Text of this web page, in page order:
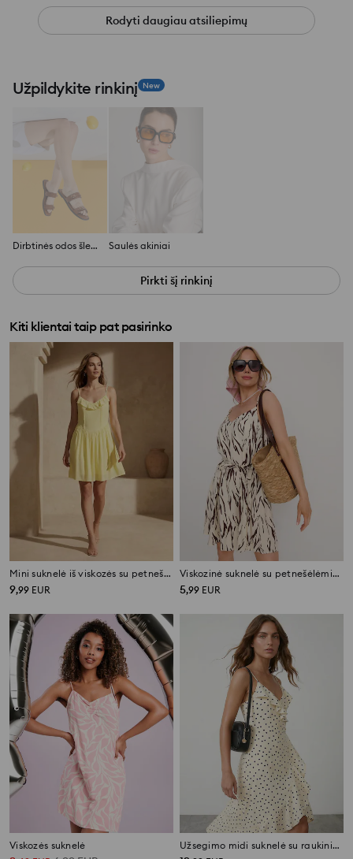
Rodyti daugiau atsiliepimų
Užpildykite rinkinį New
Dirbtinės odos šlepetės Saulės akiniai
Pirkti šį rinkinį
Kiti klientai taip pat pasirinko
Mini suknelė iš viskozės su petnešėlėmis ir raukiniu
9,99 EUR
Viskozinė suknelė su petnešėlėmis ir raišteliu ties juosmeniu
5,99 EUR
Viskozės suknelė Užsegimo midi suknelė su raukiniais iš viskozės